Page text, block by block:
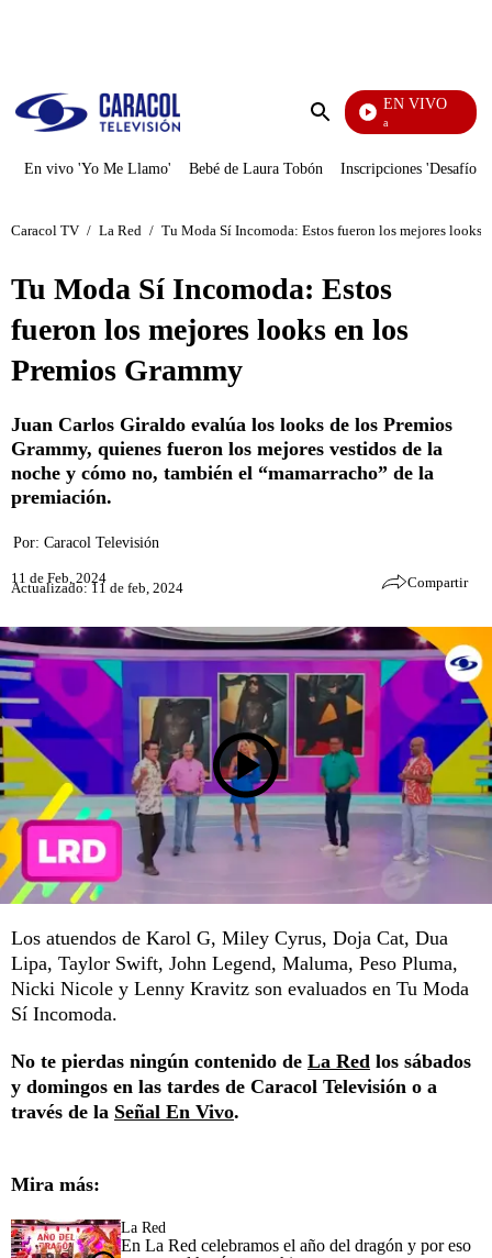
Enviar
EN VIVO
Diario De Diana
En vivo 'Yo Me Llamo' Bebé de Laura Tobón Inscripciones 'Desafío'
Caracol TV / La Red / Tu Moda Sí Incomoda: Estos fueron los mejores looks
Tu Moda Sí Incomoda: Estos
fueron los mejores looks en los
Premios Grammy
Juan Carlos Giraldo evalúa los looks de los Premios
Grammy, quienes fueron los mejores vestidos de la
noche y cómo no, también el “mamarracho” de la
premiación.
Por: Caracol Televisión
11 de Feb, 2024
Actualizado: 11 de feb, 2024 Compartir
Los atuendos de Karol G, Miley Cyrus, Doja Cat, Dua
Lipa, Taylor Swift, John Legend, Maluma, Peso Pluma,
Nicki Nicole y Lenny Kravitz son evaluados en Tu Moda
Sí Incomoda.
No te pierdas ningún contenido de La Red los sábados
y domingos en las tardes de Caracol Televisión o a
través de la Señal En Vivo.
Mira más:
La Red
En La Red celebramos el año del dragón y por eso